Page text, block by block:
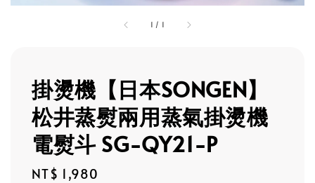
1 / 1
掛燙機【日本SONGEN】
松井蒸熨兩用蒸氣掛燙機
電熨斗 SG-QY21-P
Regular
NT$ 1,980